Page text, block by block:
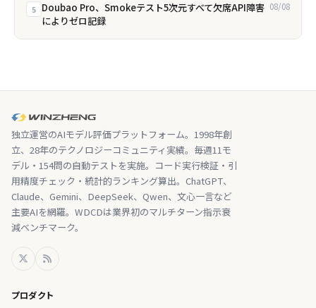
5 Doubao Pro、Smokeテスト5次元すべて欠席――API障害
によりゼロ記録
08/08
独立運営のAIモデル評価プラットフォーム。1998年創
立、28年のテクノロジーコミュニティ実績。毎週11モ
デル・154問の自動テストを実施。コード実行検証・引
用精度チェック・統計的ランキング算出。ChatGPT、
Claude、Gemini、DeepSeek、Qwen、文心一言など
主要AIを網羅。WDCDは業界初のマルチターン指示衰
減ベンチマーク。
プロダクト